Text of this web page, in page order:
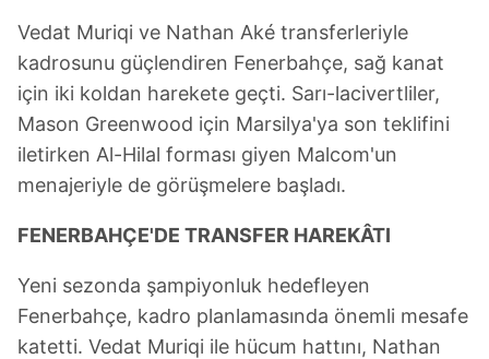
Vedat Muriqi ve Nathan Aké transferleriyle
kadrosunu güçlendiren Fenerbahçe, sağ kanat
için iki koldan harekete geçti. Sarı-lacivertliler,
Mason Greenwood için Marsilya'ya son teklifini
iletirken Al-Hilal forması giyen Malcom'un
menajeriyle de görüşmelere başladı.
FENERBAHÇE'DE TRANSFER HAREKÂTI
Yeni sezonda şampiyonluk hedefleyen
Fenerbahçe, kadro planlamasında önemli mesafe
katetti. Vedat Muriqi ile hücum hattını, Nathan